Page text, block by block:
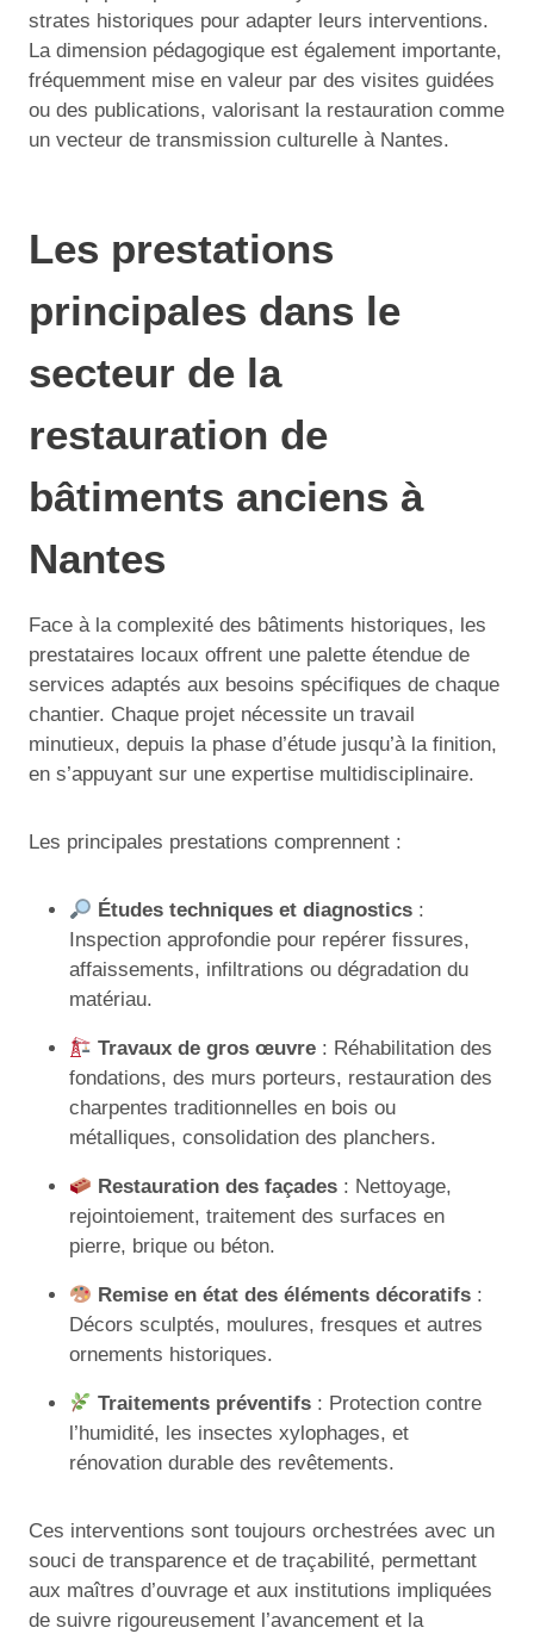
strates historiques pour adapter leurs interventions.
La dimension pédagogique est également importante,
fréquemment mise en valeur par des visites guidées
ou des publications, valorisant la restauration comme
un vecteur de transmission culturelle à Nantes.
Les prestations
principales dans le
secteur de la
restauration de
bâtiments anciens à
Nantes
Face à la complexité des bâtiments historiques, les
prestataires locaux offrent une palette étendue de
services adaptés aux besoins spécifiques de chaque
chantier. Chaque projet nécessite un travail
minutieux, depuis la phase d’étude jusqu’à la finition,
en s’appuyant sur une expertise multidisciplinaire.
Les principales prestations comprennent :
Études techniques et diagnostics :
Inspection approfondie pour repérer fissures,
affaissements, infiltrations ou dégradation du
matériau.
Travaux de gros œuvre : Réhabilitation des
fondations, des murs porteurs, restauration des
charpentes traditionnelles en bois ou
métalliques, consolidation des planchers.
Restauration des façades : Nettoyage,
rejointoiement, traitement des surfaces en
pierre, brique ou béton.
Remise en état des éléments décoratifs :
Décors sculptés, moulures, fresques et autres
ornements historiques.
Traitements préventifs : Protection contre
l’humidité, les insectes xylophages, et
rénovation durable des revêtements.
Ces interventions sont toujours orchestrées avec un
souci de transparence et de traçabilité, permettant
aux maîtres d’ouvrage et aux institutions impliquées
de suivre rigoureusement l’avancement et la